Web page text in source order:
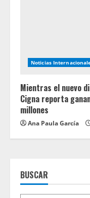
Noticias
Mientras el nuevo
Cigna reporta
millones
Ana Paula García
BUSCAR